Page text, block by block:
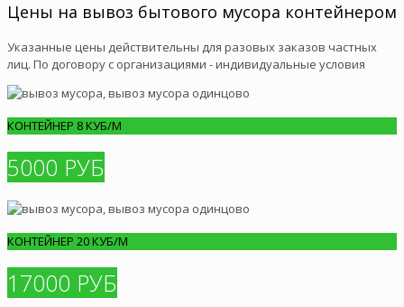
Цены на вывоз бытового мусора контейнером
Указанные цены действительны для разовых заказов частных
лиц. По договору с организациями - индивидуальные условия
КОНТЕЙНЕР 8 КУБ/М
5000 РУБ
КОНТЕЙНЕР 20 КУБ/М
17000 РУБ